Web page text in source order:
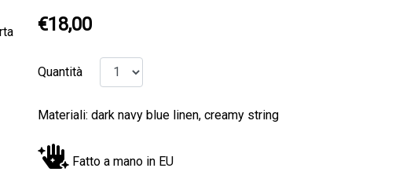
€18,00
Quantità
Materiali: dark navy blue linen, creamy string
Fatto a mano in EU